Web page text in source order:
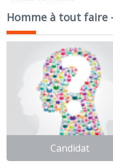
Homme à tout faire
Candidat